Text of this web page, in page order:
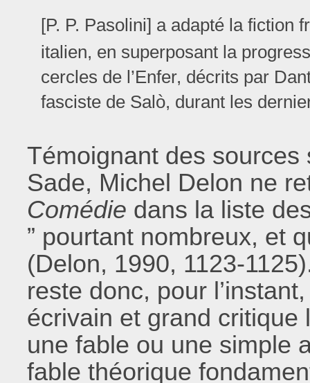
[P. P. Pasolini] a adapté la fiction
italien, en superposant la
cercles de l’Enfer, décrits par
fasciste de Salò, durant les
Témoignant des
Sade, Michel Delon ne
Comédie dans la liste
” pourtant nombreux, et
(Delon, 1990, 1123-
reste donc, pour
écrivain et grand
une fable ou une simple
fable théorique